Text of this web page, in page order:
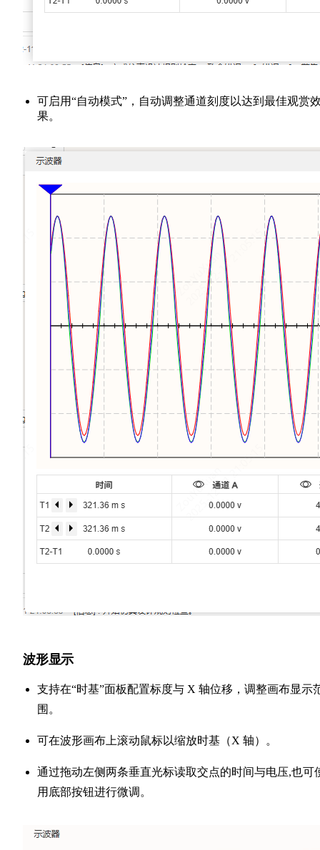
可启用“自动模式”，自动调整通道刻度以达到最佳观赏
果。
波形显示
支持在“时基”面板配置标度与 X 轴位移，调整画布显示
围。
可在波形画布上滚动鼠标以缩放时基（X 轴）。
通过拖动左侧两条垂直光标读取交点的时间与电压,也可
用底部按钮进行微调。